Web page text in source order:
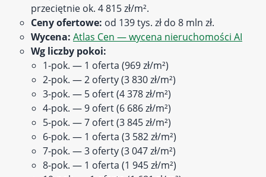
przeciętnie ok. 4 815 zł/m².
Ceny ofertowe: od 139 tys. zł do 8 mln zł.
Wycena: Atlas Cen — wycena nieruchomości AI
Wg liczby pokoi:
1-pok. — 1 oferta (969 zł/m²)
2-pok. — 2 oferty (3 830 zł/m²)
3-pok. — 5 ofert (4 378 zł/m²)
4-pok. — 9 ofert (6 686 zł/m²)
5-pok. — 7 ofert (3 845 zł/m²)
6-pok. — 1 oferta (3 582 zł/m²)
7-pok. — 3 oferty (3 047 zł/m²)
8-pok. — 1 oferta (1 945 zł/m²)